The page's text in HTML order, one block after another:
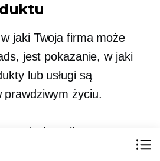
jaki Twoja firma może
jest pokazanie, w jaki
lub usługi są
życiu.
użytkownika
ponieważ promuje Twoje